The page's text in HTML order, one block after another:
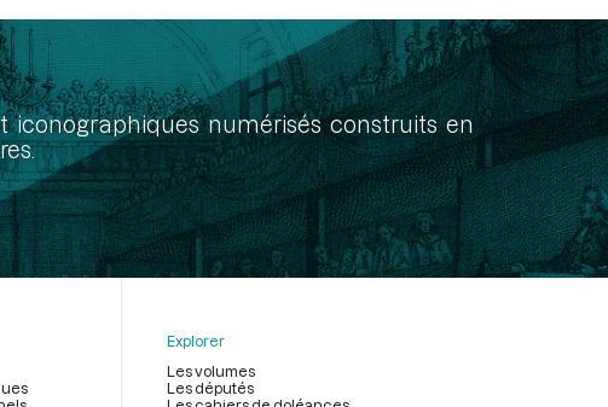
numérisés construits en
Explorer
Les volumes
Les députés